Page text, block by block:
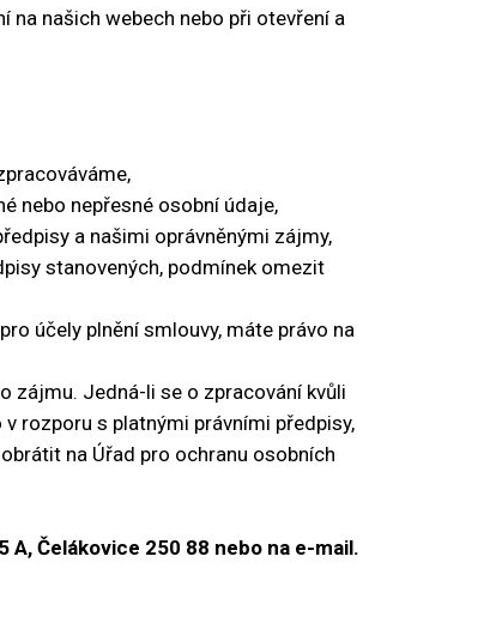
na našich webech nebo při otevření a
nebo nepřesné osobní údaje,
a našimi oprávněnými zájmy,
stanovených, podmínek omezit
účely plnění smlouvy, máte právo na
zájmu. Jedná-li se o zpracování kvůli
rozporu s platnými právními předpisy,
na Úřad pro ochranu osobních
Čelákovice 250 88 nebo na e-mail.